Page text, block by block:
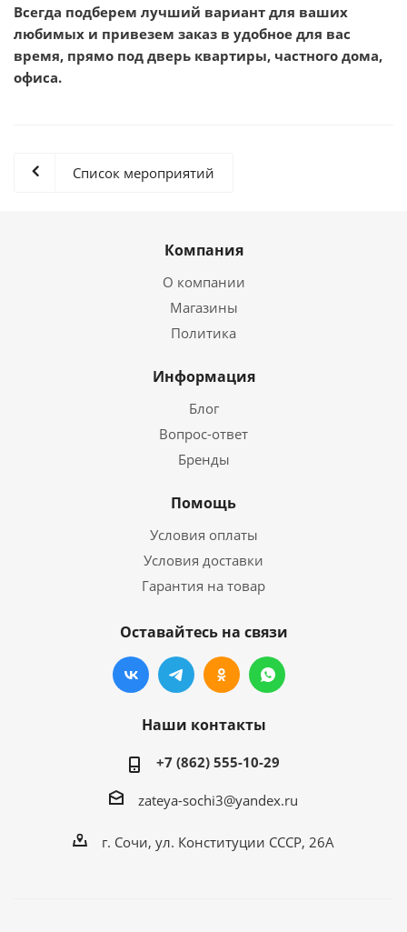
Всегда подберем лучший вариант для ваших
любимых и привезем заказ в удобное для вас
время, прямо под дверь квартиры, частного дома,
офиса.
Список мероприятий
Компания
О компании
Магазины
Политика
Информация
Блог
Вопрос-ответ
Бренды
Помощь
Условия оплаты
Условия доставки
Гарантия на товар
Оставайтесь на связи
Наши контакты
+7 (862) 555-10-29
zateya-sochi3@yandex.ru
г. Сочи, ул. Конституции СССР, 26А